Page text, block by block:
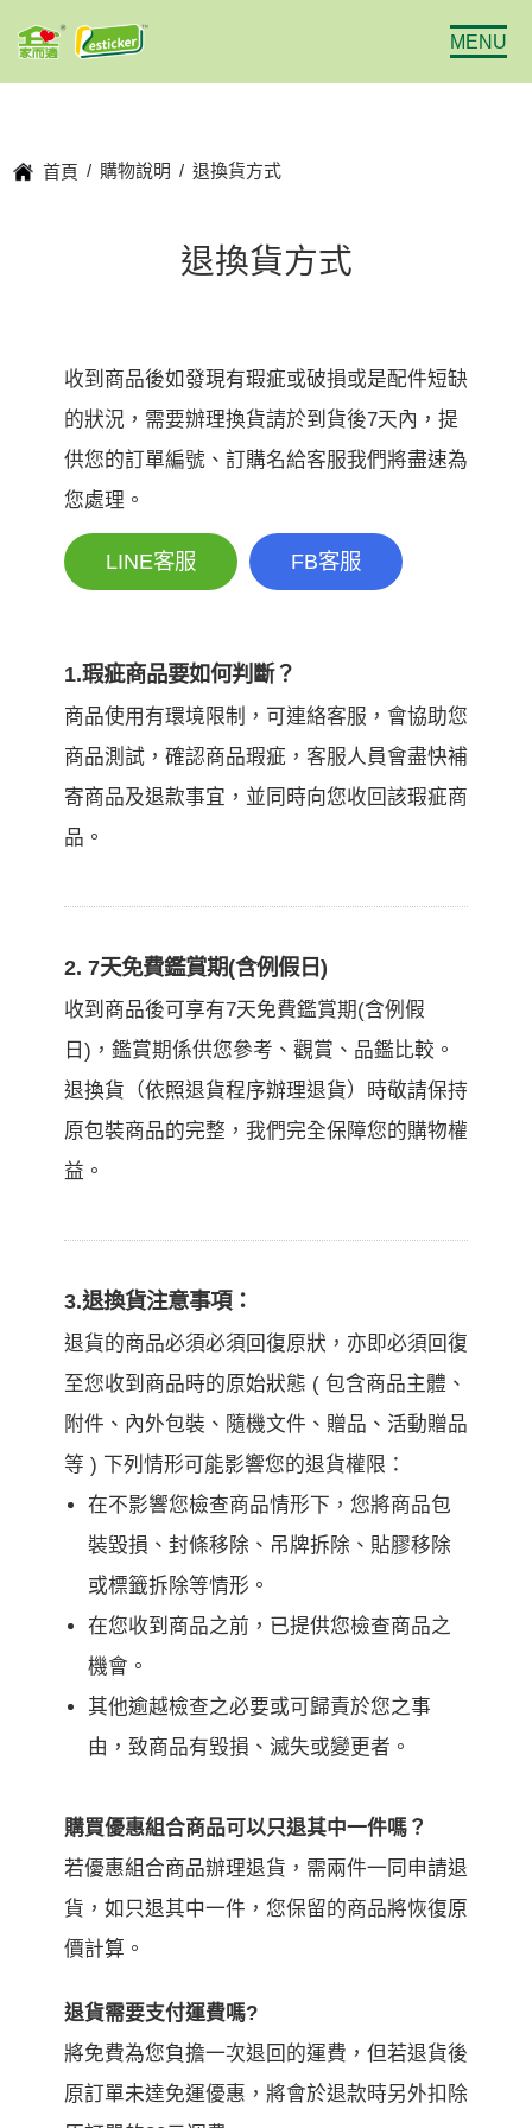
MENU
首頁 購物說明 退換貨方式
退換貨方式
收到商品後如發現有瑕疵或破損或是配件短缺
的狀況，需要辦理換貨請於到貨後7天內，提
供您的訂單編號、訂購名給客服我們將盡速為
您處理。
LINE客服 FB客服
1.瑕疵商品要如何判斷？
商品使用有環境限制，可連絡客服，會協助您
商品測試，確認商品瑕疵，客服人員會盡快補
寄商品及退款事宜，並同時向您收回該瑕疵商
品。
2. 7天免費鑑賞期(含例假日)
收到商品後可享有7天免費鑑賞期(含例假
日)，鑑賞期係供您參考、觀賞、品鑑比較。
退換貨（依照退貨程序辦理退貨）時敬請保持
原包裝商品的完整，我們完全保障您的購物權
益。
3.退換貨注意事項：
退貨的商品必須必須回復原狀，亦即必須回復
至您收到商品時的原始狀態 ( 包含商品主體、
附件、內外包裝、隨機文件、贈品、活動贈品
等 ) 下列情形可能影響您的退貨權限：
在不影響您檢查商品情形下，您將商品包
裝毀損、封條移除、吊牌拆除、貼膠移除
或標籤拆除等情形。
在您收到商品之前，已提供您檢查商品之
機會。
其他逾越檢查之必要或可歸責於您之事
由，致商品有毀損、滅失或變更者。
購買優惠組合商品可以只退其中一件嗎？
若優惠組合商品辦理退貨，需兩件一同申請退
貨，如只退其中一件，您保留的商品將恢復原
價計算。
退貨需要支付運費嗎?
將免費為您負擔一次退回的運費，但若退貨後
原訂單未達免運優惠，將會於退款時另外扣除